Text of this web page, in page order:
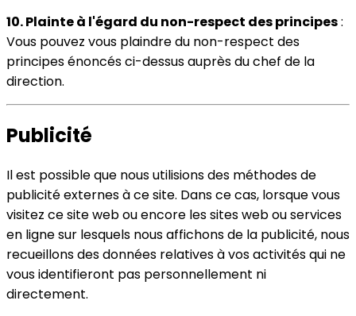
10. Plainte à l'égard du non-respect des principes:
Vous pouvez vous plaindre du non-respect des
principes énoncés ci-dessus auprès du chef de la
direction.
Publicité
Il est possible que nous utilisions des méthodes de
publicité externes à ce site. Dans ce cas, lorsque vous
visitez ce site web ou encore les sites web ou services
en ligne sur lesquels nous affichons de la publicité, nous
recueillons des données relatives à vos activités qui ne
vous identifieront pas personnellement ni
directement.